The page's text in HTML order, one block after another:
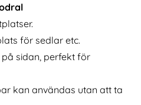
- Välj Färg! (Orange)
ENKAY Galaxy A26 5G 2-PACK
Skärmskydd Härdat Glas
Art. nr 235813
rea pris
111 krtidigare pris
111 kr
Tillgänglighet:
Galaxy A26 5G 2-
för sedlar etc.
sidan, perfekt för
kan användas utan att ta